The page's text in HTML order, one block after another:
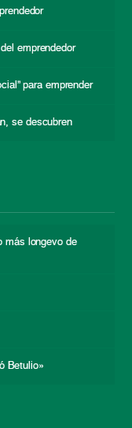
emprendedor
para emprender
se descubren
más longevo de
Betulio»